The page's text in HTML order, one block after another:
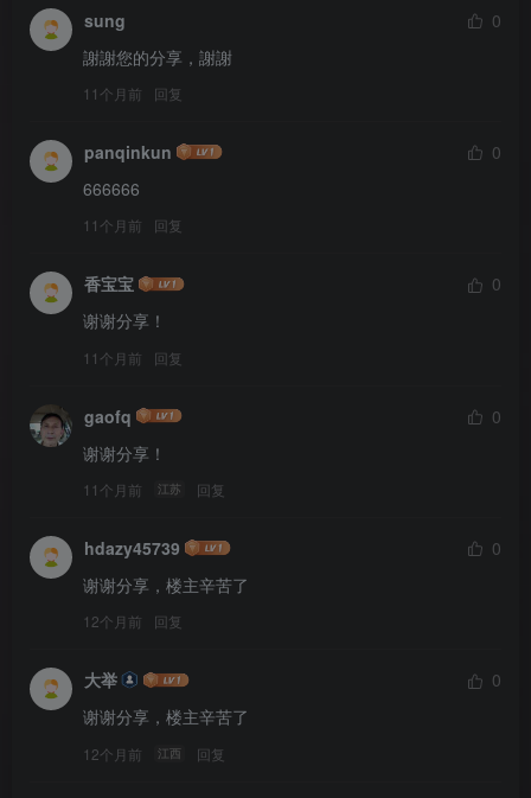
sung
0
謝謝您的分享，謝謝
11个月前 回复
panqinkun
0
666666
11个月前 回复
香宝宝
0
谢谢分享！
11个月前 回复
gaofq
0
谢谢分享！
11个月前 江苏 回复
hdazy45739
0
谢谢分享，楼主辛苦了
12个月前 回复
大举
0
谢谢分享，楼主辛苦了
12个月前 江西 回复